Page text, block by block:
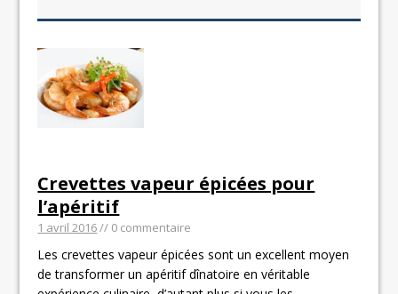
Crevettes vapeur épicées pour
l’apéritif
1 avril 2016// 0 commentaire
Les crevettes vapeur épicées sont un excellent moyen
de transformer un apéritif dînatoire en véritable